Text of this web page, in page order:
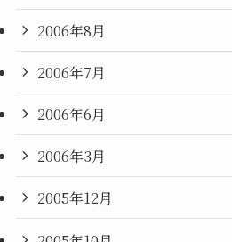
2006年8月
2006年7月
2006年6月
2006年3月
2005年12月